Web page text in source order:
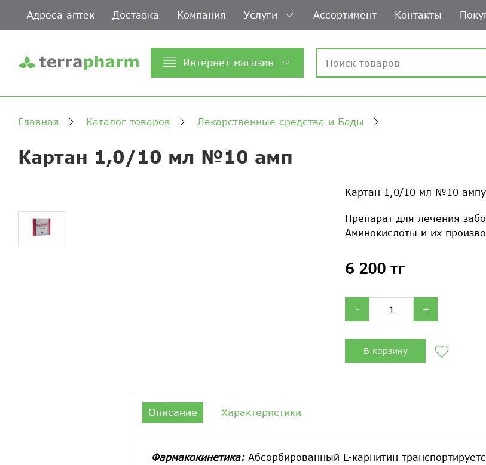
Адреса аптек Доставка Компания Услуги Ассортимент Контакты
Интернет-магазин
Главная Каталог товаров Лекарственные средства и Бады
Картан 1,0/10 мл №10 амп
Картан 1,0/10 мл №10
Препарат для лечения
Аминокислоты и их
6 200 тг
- +
В корзину
Описание Характеристики
Фармакокинетика: Абсорбированный L-карнитин